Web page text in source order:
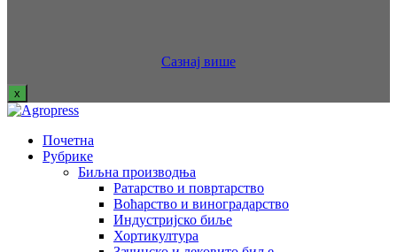
Сазнај више
x
Почетна
Рубрике
Биљна производња
Ратарство и повртарство
Воћарство и виноградарство
Индустријско биље
Хортикултура